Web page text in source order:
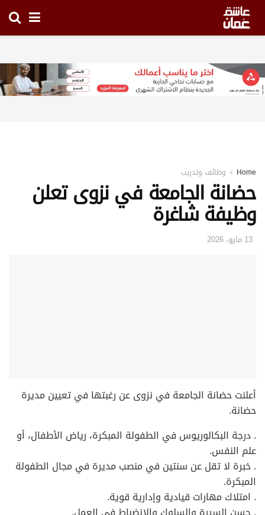
Home وظائف وتدريب
حضانة الجامعة في نزوى تعلن
وظيفة شاغرة
13 مايو، 2026
أعلنت حضانة الجامعة في نزوى عن رغبتها في تعيين مديرة
حضانة.
. درجة البكالوريوس في الطفولة المبكرة، رياض الأطفال، أو
علم النفس.
. خبرة لا تقل عن سنتين في منصب مديرة في مجال الطفولة
المبكرة.
. امتلاك مهارات قيادية وإدارية قوية.